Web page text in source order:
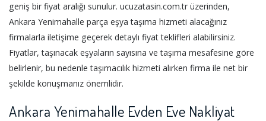
geniş bir fiyat aralığı sunulur. ucuzatasin.com.tr üzerinden,
Ankara Yenimahalle parça eşya taşıma hizmeti alacağınız
firmalarla iletişime geçerek detaylı fiyat teklifleri alabilirsiniz.
Fiyatlar, taşınacak eşyaların sayısına ve taşıma mesafesine göre
belirlenir, bu nedenle taşımacılık hizmeti alırken firma ile net bir
şekilde konuşmanız önemlidir.
Ankara Yenimahalle Evden Eve Nakliyat